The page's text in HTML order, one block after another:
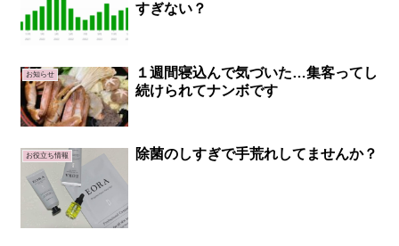
すぎない？
お知らせ
１週間寝込んで気づいた…集客ってし
続けられてナンボです
お役立ち情報 除菌のしすぎで手荒れしてませんか？